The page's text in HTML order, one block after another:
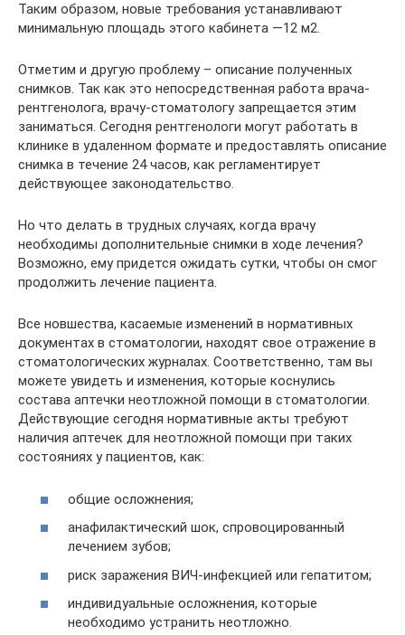
Таким образом, новые требования устанавливают
минимальную площадь этого кабинета —12 м2.
Отметим и другую проблему – описание полученных
снимков. Так как это непосредственная работа врача-
рентгенолога, врачу-стоматологу запрещается этим
заниматься. Сегодня рентгенологи могут работать в
клинике в удаленном формате и предоставлять описание
снимка в течение 24 часов, как регламентирует
действующее законодательство.
Но что делать в трудных случаях, когда врачу
необходимы дополнительные снимки в ходе лечения?
Возможно, ему придется ожидать сутки, чтобы он смог
продолжить лечение пациента.
Все новшества, касаемые изменений в нормативных
документах в стоматологии, находят свое отражение в
стоматологических журналах. Соответственно, там вы
можете увидеть и изменения, которые коснулись
состава аптечки неотложной помощи в стоматологии.
Действующие сегодня нормативные акты требуют
наличия аптечек для неотложной помощи при таких
состояниях у пациентов, как:
общие осложнения;
анафилактический шок, спровоцированный
лечением зубов;
риск заражения ВИЧ-инфекцией или гепатитом;
индивидуальные осложнения, которые
необходимо устранить неотложно.